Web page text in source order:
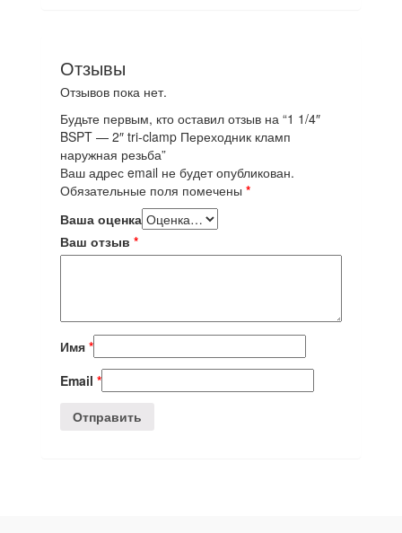
Отзывы
Отзывов пока нет.
Будьте первым, кто оставил отзыв на “1 1/4″
BSPT — 2″ tri-clamp Переходник кламп
наружная резьба”
Ваш адрес email не будет опубликован.
Обязательные поля помечены*
Ваша оценка
Ваш отзыв*
Имя*
Email*